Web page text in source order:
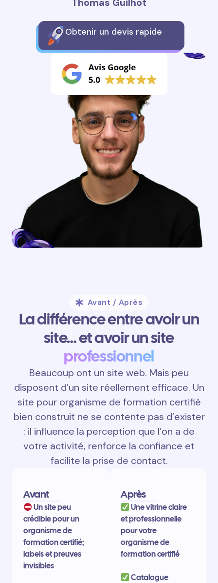
Obtenir un devis rapide
Avant / Après
La différence entre avoir un
site… et avoir un site
professionnel
Beaucoup ont un site web. Mais peu
disposent d’un site réellement efficace. Un
site pour organisme de formation certifié
bien construit ne se contente pas d’exister
: il influence la perception que l’on a de
votre activité, renforce la confiance et
facilite la prise de contact.
Avant
Un site peu
crédible pour un
organisme de
formation certifié;
labels et preuves
invisibles
Après
Une vitrine claire
et professionnelle
pour votre
organisme de
formation certifié
Catalogue